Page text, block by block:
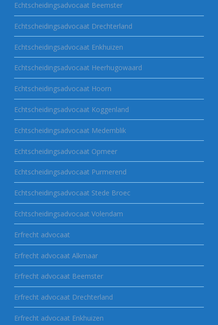
Echtscheidingsadvocaat Beemster
Echtscheidingsadvocaat Drechterland
Echtscheidingsadvocaat Enkhuizen
Echtscheidingsadvocaat Heerhugowaard
Echtscheidingsadvocaat Hoorn
Echtscheidingsadvocaat Koggenland
Echtscheidingsadvocaat Medemblik
Echtscheidingsadvocaat Opmeer
Echtscheidingsadvocaat Purmerend
Echtscheidingsadvocaat Stede Broec
Echtscheidingsadvocaat Volendam
Erfrecht advocaat
Erfrecht advocaat Alkmaar
Erfrecht advocaat Beemster
Erfrecht advocaat Drechterland
Erfrecht advocaat Enkhuizen